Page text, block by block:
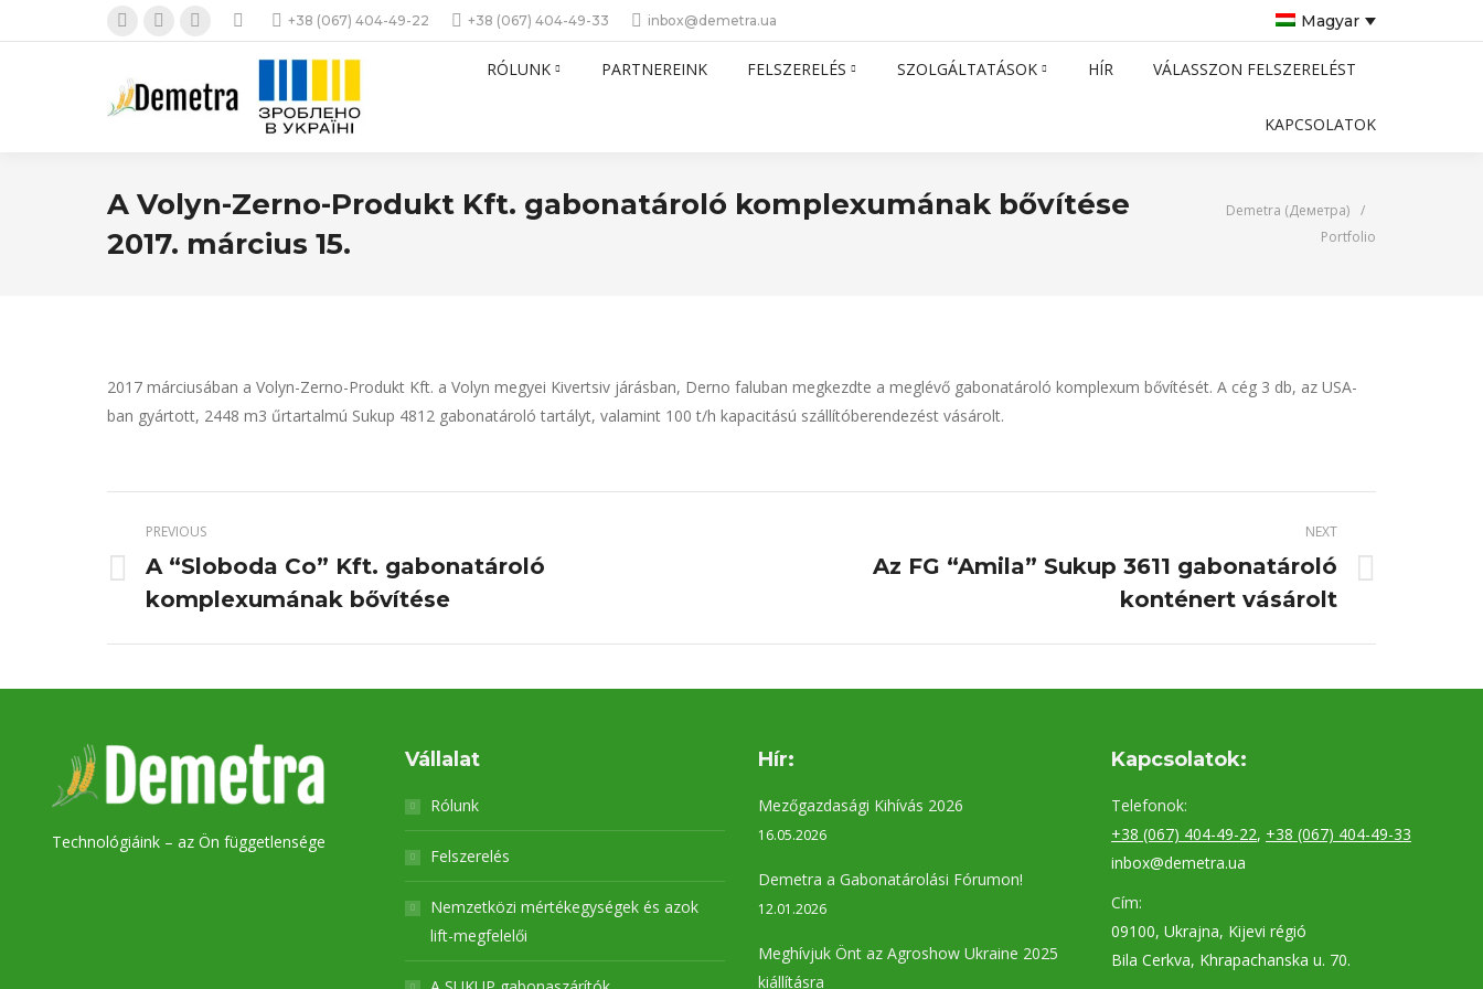
opens
window
opens
window
opens
window
+38 (067) 404-49-22 +38 (067) 404-49-33 inbox@demetra.ua Magyar
RÓLUNK PARTNEREINK FELSZERELÉS SZOLGÁLTATÁSOK HÍR VÁLASSZON FELSZERELÉST
KAPCSOLATOK
A Volyn-Zerno-Produkt Kft. gabonatároló komplexumának bővítése
2017. március 15.
Demetra (Деметра) /
Portfolio
2017 márciusában a Volyn-Zerno-Produkt Kft. a Volyn megyei Kivertsiv járásban, Derno faluban megkezdte a meglévő gabonatároló komplexum bővítését. A cég 3 db, az USA-
ban gyártott, 2448 m3 űrtartalmú Sukup 4812 gabonatároló tartályt, valamint 100 t/h kapacitású szállítóberendezést vásárolt.
PREVIOUS
Previous
project:
A “Sloboda Co” Kft. gabonatároló
komplexumának bővítése
NEXT
Az FG “Amila” Sukup 3611 gabonatároló
konténert vásárolt
Technológiáink – az Ön függetlensége
Vállalat
Rólunk
Felszerelés
Nemzetközi mértékegységek és azok
lift-megfelelői
Hír:
Mezőgazdasági Kihívás 2026
16.05.2026
Demetra a Gabonatárolási Fórumon!
12.01.2026
Meghívjuk Önt az Agroshow Ukraine 2025
kiállításra
Kapcsolatok:
Telefonok:
+38 (067) 404-49-22, +38 (067) 404-49-33
inbox@demetra.ua
Cím:
09100, Ukrajna, Kijevi régió
Bila Cerkva, Khrapachanska u. 70.